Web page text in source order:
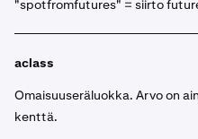
"spotfromfutures" = siirto
aclass
Omaisuuseräluokka. Arvo on
kenttä.